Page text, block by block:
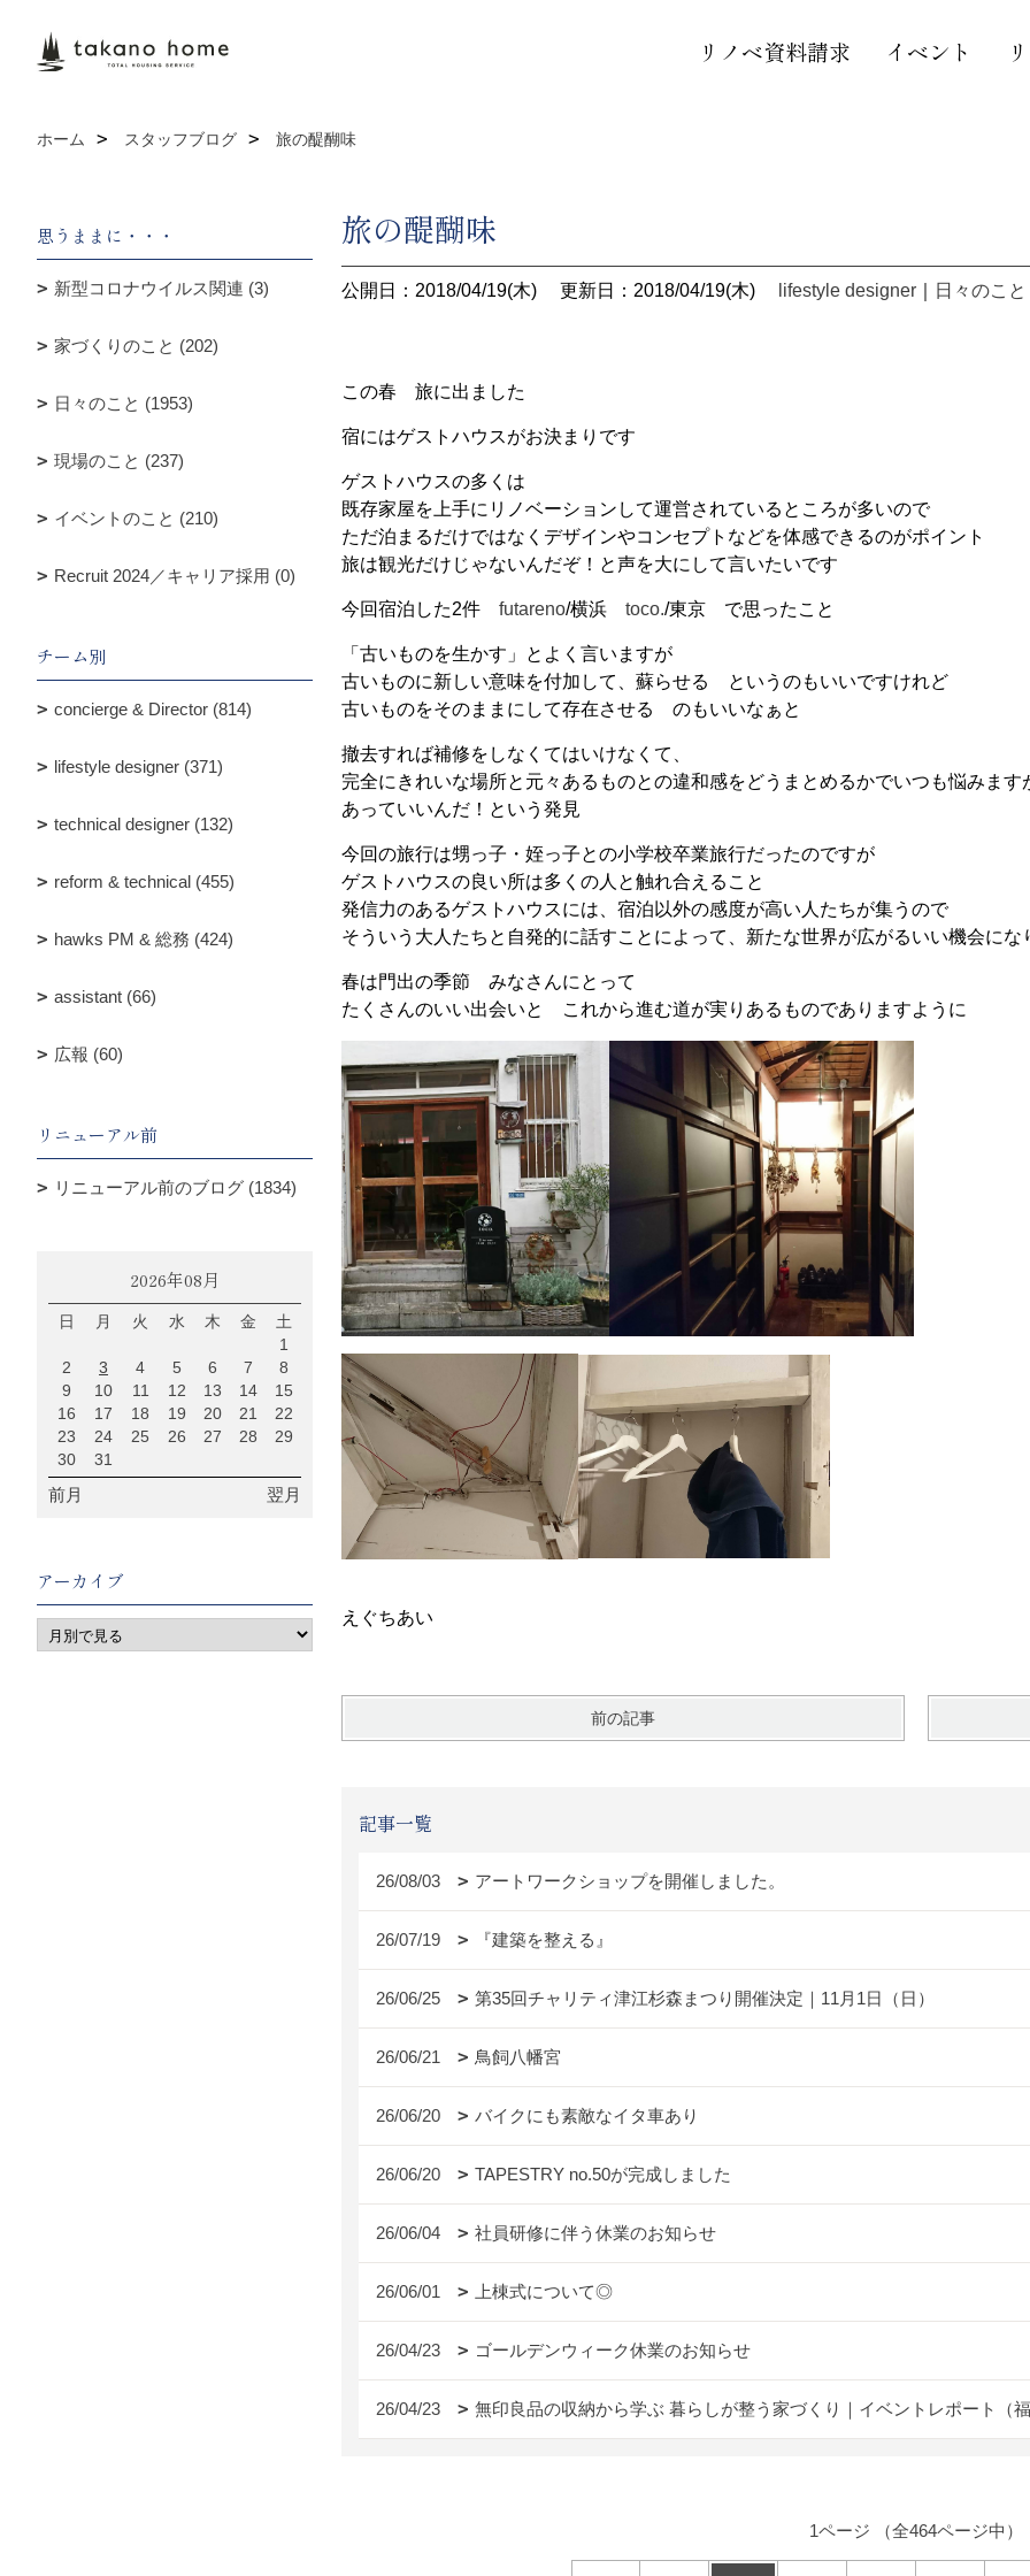
リノベ資料請求 イベント
ホーム スタッフブログ 旅の醍醐味
旅の醍醐味
公開日：2018/04/19(木) 更新日：2018/04/19(木) lifestyle designer 日々のこと
この春 旅に出ました
宿にはゲストハウスがお決まりです
ゲストハウスの多くは
既存家屋を上手にリノベーションして運営されているところが多いので
ただ泊まるだけではなくデザインやコンセプトなどを体感できるのがポイント
旅は観光だけじゃないんだぞ！と声を大にして言いたいです
今回宿泊した2件 futareno/横浜 toco./東京 で思ったこと
「古いものを生かす」とよく言いますが
古いものに新しい意味を付加して、蘇らせる というのもいいですけれど
古いものをそのままにして存在させる のもいいなぁと
撤去すれば補修をしなくてはいけなくて、
完全にきれいな場所と元々あるものとの違和感をどうまとめるかでいつも悩みます
あっていいんだ！という発見
今回の旅行は甥っ子・姪っ子との小学校卒業旅行だったのですが
ゲストハウスの良い所は多くの人と触れ合えること
発信力のあるゲストハウスには、宿泊以外の感度が高い人たちが集うので
そういう大人たちと自発的に話すことによって、新たな世界が広がるいい機会にな
春は門出の季節 みなさんにとって
たくさんのいい出会いと これから進む道が実りあるものでありますように
えぐちあい
前の記事
記事一覧
26/08/03 アートワークショップを開催しました。
26/07/19 『建築を整える』
26/06/25 第35回チャリティ津江杉森まつり開催決定｜11月1日（日）
26/06/21 鳥飼八幡宮
26/06/20 バイクにも素敵なイタ車あり
26/06/20 TAPESTRY no.50が完成しました
26/06/04 社員研修に伴う休業のお知らせ
26/06/01 上棟式について◎
26/04/23 ゴールデンウィーク休業のお知らせ
26/04/23 無印良品の収納から学ぶ 暮らしが整う家づくり｜イベントレポート（
1ページ （全464ページ中）
思うままに・・・
新型コロナウイルス関連 (3)
家づくりのこと (202)
日々のこと (1953)
現場のこと (237)
イベントのこと (210)
Recruit 2024／キャリア採用 (0)
チーム別
concierge & Director (814)
lifestyle designer (371)
technical designer (132)
reform & technical (455)
hawks PM & 総務 (424)
assistant (66)
広報 (60)
リニューアル前
リニューアル前のブログ (1834)
2026年08月
日 月 火 水 木 金
土
1
2
3 4 5 6 7
8
9
10 11 12 13 14
15
16
17 18 19 20 21
22
23
24 25 26 27 28
29
30
31
前月 翌月
アーカイブ